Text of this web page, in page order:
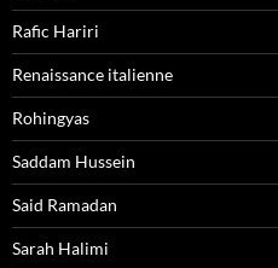
Rafic Hariri
Renaissance italienne
Rohingyas
Saddam Hussein
Said Ramadan
Sarah Halimi